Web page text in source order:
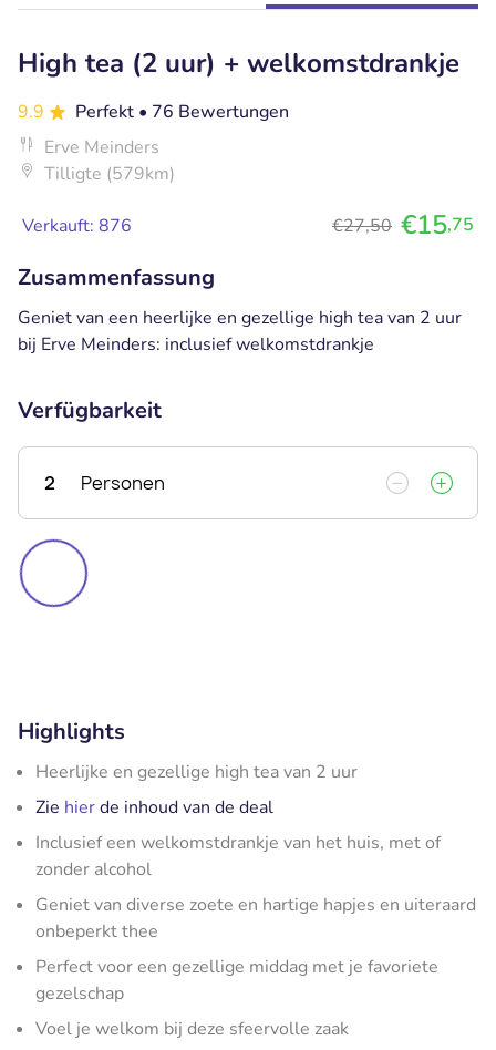
High tea (2 uur) + welkomstdrankje
9.9 Perfekt • 76 Bewertungen
Erve Meinders
Tilligte (579km)
Verkauft: 876 €27,50 €15,75
Zusammenfassung
Geniet van een heerlijke en gezellige high tea van 2 uur
bij Erve Meinders: inclusief welkomstdrankje
Verfügbarkeit
2 Personen
Highlights
Heerlijke en gezellige high tea van 2 uur
Zie hierde inhoud van de deal
Inclusief een welkomstdrankje van het huis, met of
zonder alcohol
Geniet van diverse zoete en hartige hapjes en uiteraard
onbeperkt thee
Perfect voor een gezellige middag met je favoriete
gezelschap
Voel je welkom bij deze sfeervolle zaak